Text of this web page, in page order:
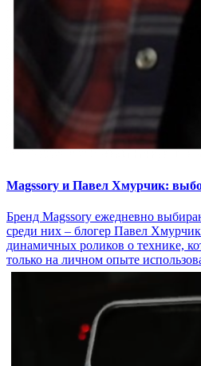
Magssory и Павел Хмурчик:
Бренд Magssory ежедневно
среди них – блогер Павел
динамичных роликов о технике,
только на личном опыте